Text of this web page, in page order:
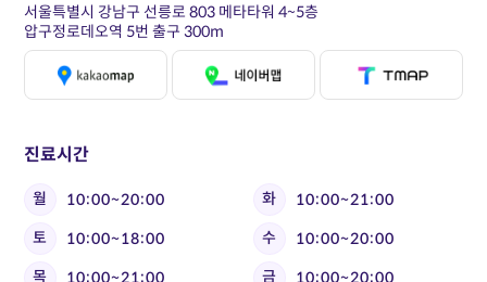
진료시간
월 10:00~20:00 화
10:00~21:00
토
10:00~18:00 수
10:00~20:00
목
10:00~21:00 금 10:00~20:00
서울특별시 강남구 선릉로 803 메타타워 4~5층
압구정로데오역 5번 출구 300m